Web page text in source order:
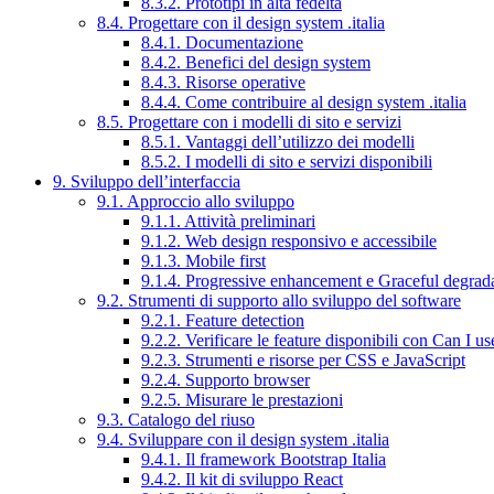
8.4. Progettare con il design system .italia
8.4.1. Documentazione
8.4.2. Benefici del design system
8.4.3. Risorse operative
8.4.4. Come contribuire al design system .italia
8.5. Progettare con i modelli di sito e servizi
8.5.1. Vantaggi dell’utilizzo dei modelli
8.5.2. I modelli di sito e servizi disponibili
9. Sviluppo dell’interfaccia
9.1. Approccio allo sviluppo
9.1.1. Attività preliminari
9.1.2. Web design responsivo e accessibile
9.1.3. Mobile first
9.1.4. Progressive enhancement e Graceful
9.2. Strumenti di supporto allo sviluppo del software
9.2.1. Feature detection
9.2.2. Verificare le feature disponibili con Can I
9.2.3. Strumenti e risorse per CSS e JavaScript
9.2.4. Supporto browser
9.2.5. Misurare le prestazioni
9.3. Catalogo del riuso
9.4. Sviluppare con il design system .italia
9.4.1. Il framework Bootstrap Italia
9.4.2. Il kit di sviluppo React